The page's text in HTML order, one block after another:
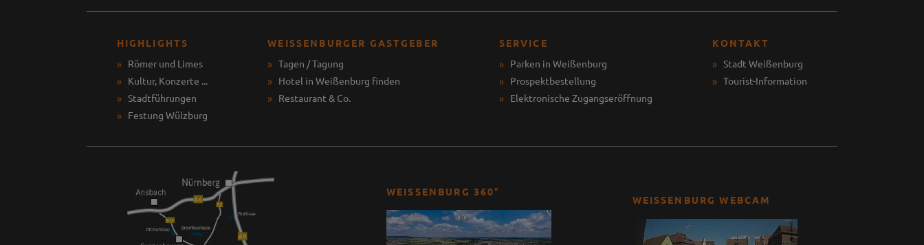
HIGHLIGHTS
Römer und Limes
Kultur, Konzerte ...
Stadtführungen
Festung Wülzburg
WEISSENBURGER GASTGEBER
Tagen / Tagung
Hotel in Weißenburg finden
Restaurant & Co.
SERVICE
Parken in Weißenburg
Prospektbestellung
Elektronische Zugangseröffnung
KONTAKT
Stadt Weißenburg
Tourist-Information
WEISSENBURG 360°
WEISSENBURG WEBCAM